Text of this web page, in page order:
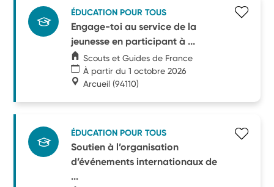
ÉDUCATION POUR TOUS
Engage-toi au service de la
jeunesse en participant à ...
Scouts et Guides de France
À partir du 1 octobre 2026
Arcueil (94110)
ÉDUCATION POUR TOUS
Soutien à l’organisation
d’événements internationaux de
...